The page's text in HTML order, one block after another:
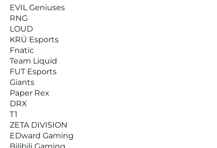
EVIL Geniuses
RNG
LOUD
KRÜ Esports
Fnatic
Team Liquid
FUT Esports
Giants
Paper Rex
DRX
T1
ZETA DIVISION
EDward Gaming